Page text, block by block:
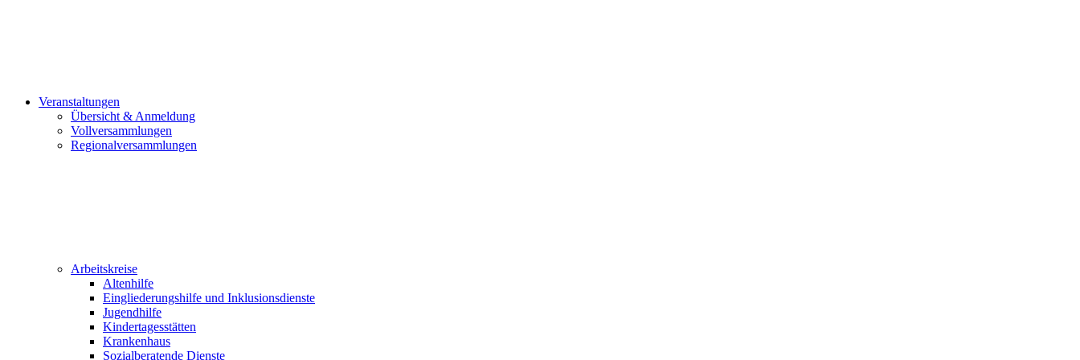
Veranstaltungen
Übersicht & Anmeldung
Vollversammlungen
Regionalversammlungen
Arbeitskreise
Altenhilfe
Eingliederungshilfe und Inklusionsdienste
Jugendhilfe
Kindertagesstätten
Krankenhaus
Sozialberatende Dienste